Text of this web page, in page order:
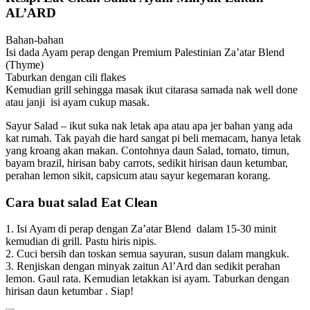
AL’ARD
Bahan-bahan
Isi dada Ayam perap dengan Premium Palestinian Za’atar Blend
(Thyme)
Taburkan dengan cili flakes
Kemudian grill sehingga masak ikut citarasa samada nak well done
atau janji isi ayam cukup masak.
Sayur Salad – ikut suka nak letak apa atau apa jer bahan yang ada
kat rumah. Tak payah die hard sangat pi beli memacam, hanya letak
yang kroang akan makan. Contohnya daun Salad, tomato, timun,
bayam brazil, hirisan baby carrots, sedikit hirisan daun ketumbar,
perahan lemon sikit, capsicum atau sayur kegemaran korang.
Cara buat salad Eat Clean
1. Isi Ayam di perap dengan Za’atar Blend dalam 15-30 minit
kemudian di grill. Pastu hiris nipis.
2. Cuci bersih dan toskan semua sayuran, susun dalam mangkuk.
3. Renjiskan dengan minyak zaitun Al’Ard dan sedikit perahan
lemon. Gaul rata. Kemudian letakkan isi ayam. Taburkan dengan
hirisan daun ketumbar . Siap!